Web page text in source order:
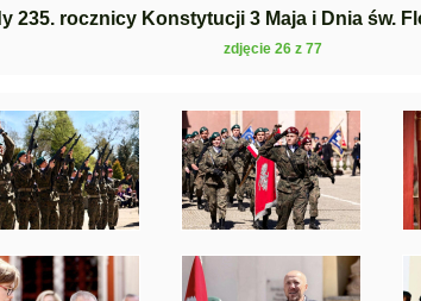
235. rocznicy Konstytucji 3 Maja i Dnia św.
zdjęcie 26 z 77